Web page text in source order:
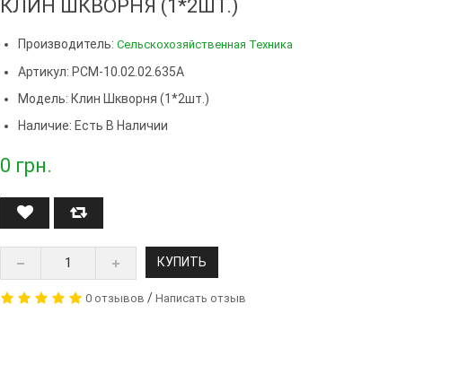
КЛИН ШКВОРНЯ (1*2ШТ.)
Производитель:Сельскохозяйственная Техника
Артикул: РСМ-10.02.02.635А
Модель: Клин Шкворня (1*2шт.)
Наличие: Есть В Наличии
0 грн.
КУПИТЬ
0 отзывов /Написать отзыв